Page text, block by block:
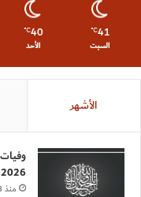
41
℃
السبت
40
℃
الأحد
الأشهر
2026
منذ 3 ساعات